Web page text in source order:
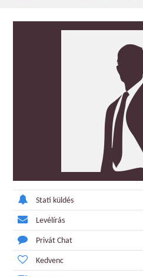
Stati küldés
Levélírás
Privát Chat
Kedvenc